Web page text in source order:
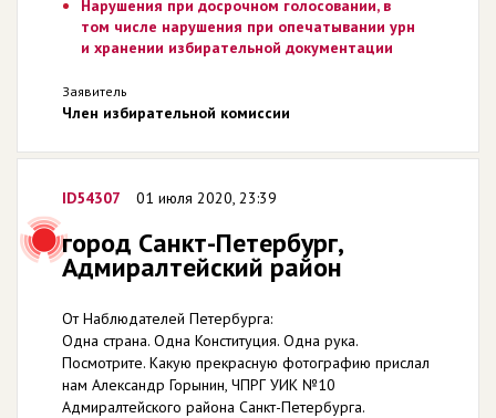
Нарушения при досрочном голосовании, в
том числе нарушения при опечатывании урн
и хранении избирательной документации
Заявитель
Член избирательной комиссии
ID54307 01 июля 2020, 23:39
город Санкт-Петербург,
Адмиралтейский район
От Наблюдателей Петербурга:
Одна страна. Одна Конституция. Одна рука.
Посмотрите. Какую прекрасную фотографию прислал
нам Александр Горынин, ЧПРГ УИК №10
Адмиралтейского района Санкт-Петербурга.